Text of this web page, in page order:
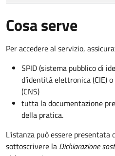
Cosa serve
Per accedere al servizio,
SPID (sistema pubblico di
d’identità elettronica (CIE)
(CNS)
tutta la documentazione
della pratica.
L'istanza può essere presentata
sottoscrivere la Dichiarazione